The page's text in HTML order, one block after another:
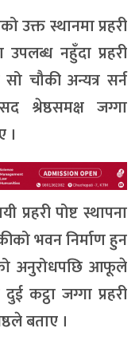
उक्त स्थानमा प्रहरी
नहुँदा प्रहरी
चौकी अन्यत्र सर्न
श्रेष्ठसमक्ष जग्गा
।
पोष्ट स्थापना
भवन निर्माण हुन
अनुरोधपछि आफूले
कट्ठा जग्गा प्रहरी
बताए ।